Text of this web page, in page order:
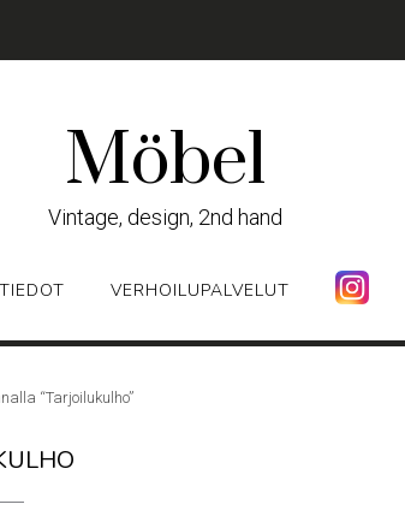
Möbel
Vintage, design, 2nd hand
VERHOILUPALVELUT
“Tarjoilukulho”